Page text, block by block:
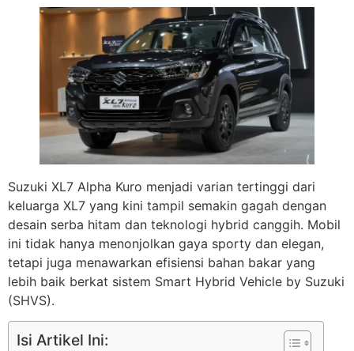
Suzuki XL7 Alpha Kuro menjadi varian tertinggi dari
keluarga XL7 yang kini tampil semakin gagah dengan
desain serba hitam dan teknologi hybrid canggih. Mobil
ini tidak hanya menonjolkan gaya sporty dan elegan,
tetapi juga menawarkan efisiensi bahan bakar yang
lebih baik berkat sistem Smart Hybrid Vehicle by Suzuki
(SHVS).
Isi Artikel Ini: